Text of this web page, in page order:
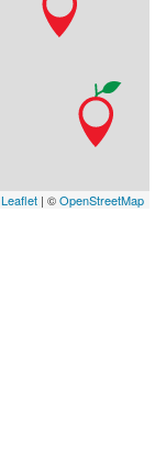
Leaflet | ©OpenStreetMap